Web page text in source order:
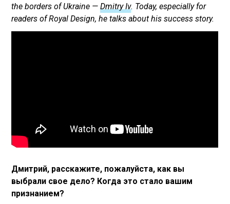
the borders of Ukraine —Dmitry Iv. Today, especially for
readers of Royal Design, he talks about his success story.
Дмитрий, расскажите, пожалуйста, как вы
выбрали свое дело? Когда это стало вашим
признанием?